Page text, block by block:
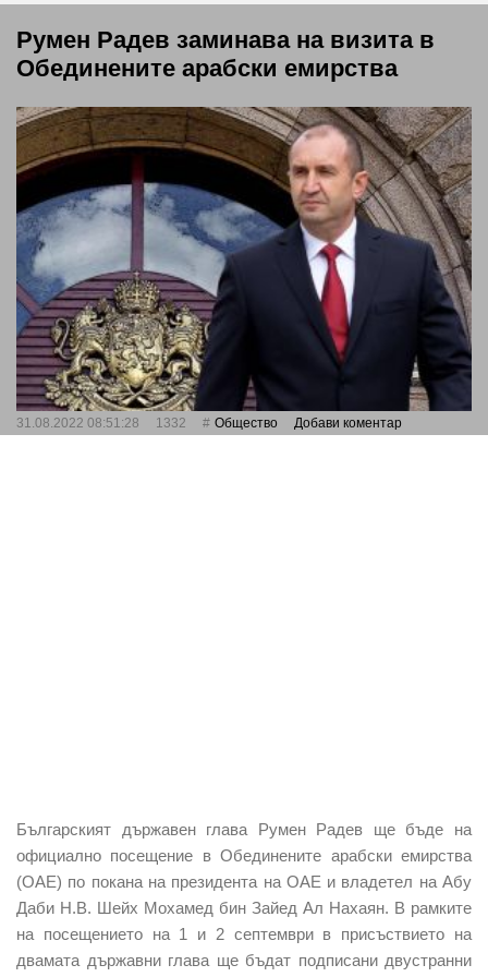
Румен Радев заминава на визита в
Обединените арабски емирства
31.08.2022 08:51:28 1332 Общество Добави коментар
Българският държавен глава Румен Радев ще бъде на
официално посещение в Обединените арабски емирства
(ОАЕ) по покана на президента на ОАЕ и владетел на Абу
Даби Н.В. Шейх Мохамед бин Зайед Ал Нахаян. В рамките
на посещението на 1 и 2 септември в присъствието на
двамата държавни глава ще бъдат подписани двустранни